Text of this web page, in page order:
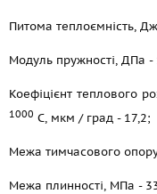
Питома теплоємність,
Модуль пружності, ДПа -
Коефіцієнт теплового
1000 С, мкм / град - 17,2;
Межа тимчасового
Межа плинності, МПа -